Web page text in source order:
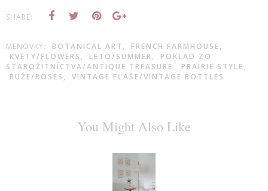
SHARE:
MENOVKY: BOTANICAL ART , FRENCH FARMHOUSE,
KVETY/FLOWERS , LETO/SUMMER,
POKLAD ZO
STAROŽITNÍCTVA/ANTIQUE TREASURE, PRAIRIE STYLE,
RUŽE/ROSES , VINTAGE FĽAŠE/VINTAGE BOTTLES
You Might Also Like